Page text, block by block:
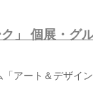
ク」 個展・グ
アート＆デザイ